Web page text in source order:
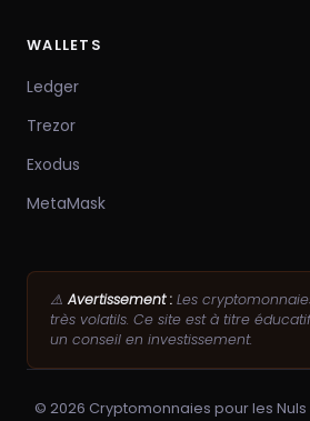
WALLETS
Ledger
Trezor
Exodus
MetaMask
⚠️Avertissement : Les
très volatils. Ce site est à titre
un conseil en investissement.
© 2026 Cryptomonnaies pour les Nuls